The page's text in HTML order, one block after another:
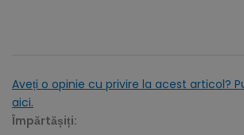
Aveți o opinie cu privire la acest articol?
aici.
Împărtășiți: